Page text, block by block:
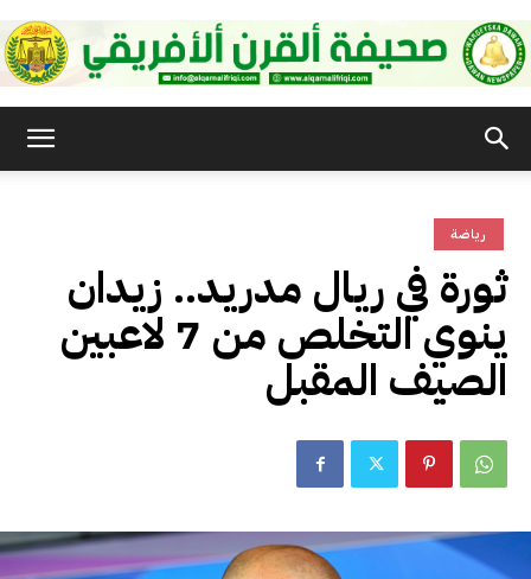
الأفريقي
رياضة
ثورة في ريال مدريد.. زيدان
ينوي التخلص من 7 لاعبين
الصيف المقبل